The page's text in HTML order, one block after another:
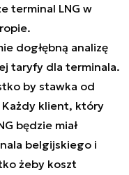
terminal LNG w
dogłębną analizę
taryfy dla terminala.
by stawka od
Każdy klient, który
będzie miał
belgijskiego i
żeby koszt